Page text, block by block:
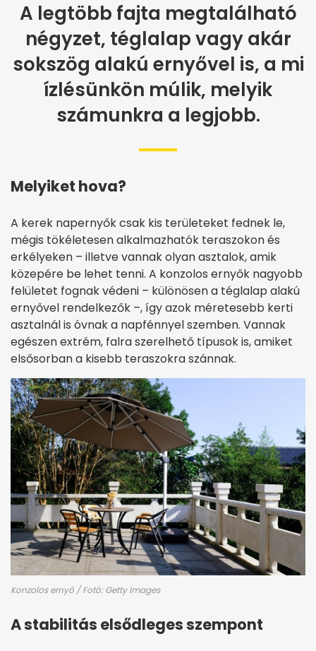
A legtöbb fajta megtalálható
négyzet, téglalap vagy akár
sokszög alakú ernyővel is, a mi
ízlésünkön múlik, melyik
számunkra a legjobb.
Melyiket hova?
A kerek napernyők csak kis területeket fednek le,
mégis tökéletesen alkalmazhatók teraszokon és
erkélyeken – illetve vannak olyan asztalok, amik
közepére be lehet tenni. A konzolos ernyők nagyobb
felületet fognak védeni – különösen a téglalap alakú
ernyővel rendelkezők –, így azok méretesebb kerti
asztalnál is óvnak a napfénnyel szemben. Vannak
egészen extrém, falra szerelhető típusok is, amiket
elsősorban a kisebb teraszokra szánnak.
Konzolos ernyő / Fotó: Getty Images
A stabilitás elsődleges szempont